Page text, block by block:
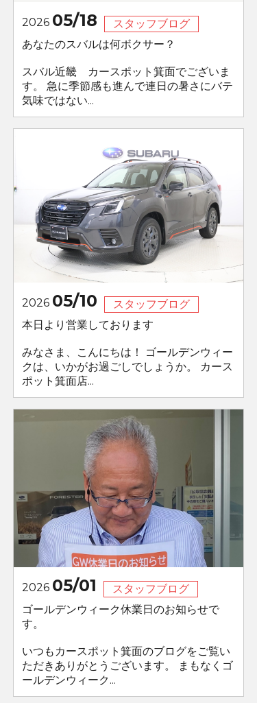
2026 05/18
スタッフブログ
あなたのスバルは何ボクサー？
スバル近畿 カースポット箕面でございま
す。 急に季節感も進んで連日の暑さにバテ
気味ではない...
2026 05/10
スタッフブログ
本日より営業しております
みなさま、こんにちは！ ゴールデンウィー
クは、いかがお過ごしでしょうか。 カース
ポット箕面店...
2026 05/01
スタッフブログ
ゴールデンウィーク休業日のお知らせで
す。
いつもカースポット箕面のブログをご覧い
ただきありがとうございます。 まもなくゴ
ールデンウィーク...